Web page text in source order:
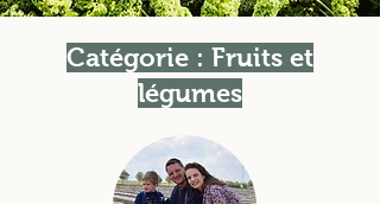
Catégorie : Fruits et
légumes